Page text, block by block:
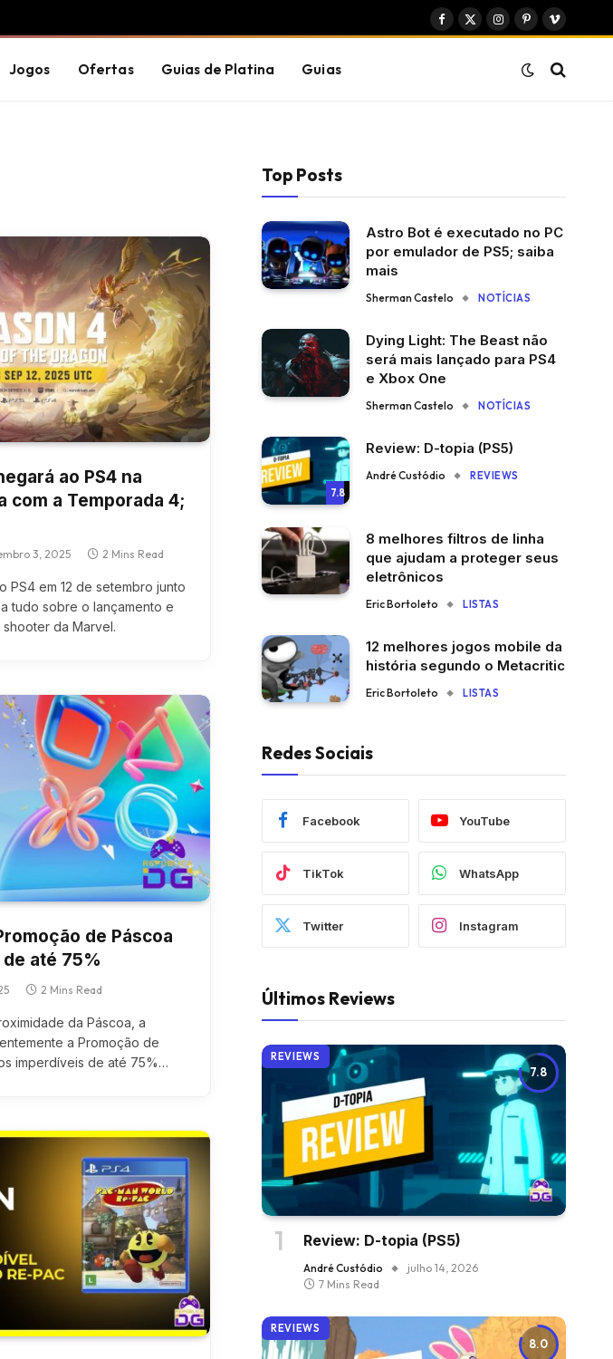
Facebook
X
Instagram
PinterestVimeo
Jogos Ofertas Guias de Platina Guias
ao PS4 na
com a Temporada 4;
3, 2025 2 Mins Read
PS4 em 12 de setembro junto
tudo sobre o lançamento e
da Marvel.
de Páscoa
até 75%
2 Mins Read
da Páscoa, a
a Promoção de
imperdíveis de até 75%…
Top Posts
Astro Bot é executado no PC
por emulador de PS5; saiba
mais
Sherman Castelo NOTÍCIAS
Dying Light: The Beast não
será mais lançado para PS4
e Xbox One
Sherman Castelo NOTÍCIAS
7.8
Review: D-topia (PS5)
André Custódio REVIEWS
8 melhores filtros de linha
que ajudam a proteger seus
eletrônicos
Eric Bortoleto LISTAS
12 melhores jogos mobile da
história segundo o Metacritic
Eric Bortoleto LISTAS
Redes Sociais
Facebook YouTube
TikTok WhatsApp
Twitter Instagram
Últimos Reviews
7.8
REVIEWS
Review: D-topia (PS5)
André Custódio
julho 14, 2026
7 Mins Read
8.0
REVIEWS